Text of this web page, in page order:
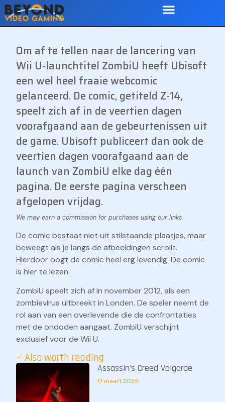
Om af te tellen naar de lancering van
Wii U-launchtitel ZombiU heeft Ubisoft
een wel heel fraaie webcomic
gelanceerd. De comic, getiteld Z-14,
speelt zich af in de veertien dagen
voorafgaand aan de gebeurtenissen uit
de game. Ubisoft publiceert dan ook de
veertien dagen voorafgaand aan de
launch van ZombiU elke dag één
pagina. De eerste pagina verscheen
afgelopen vrijdag.
De comic bestaat niet uit stilstaande plaatjes, maar
beweegt als je langs de afbeeldingen scrollt.
Hierdoor oogt de comic heel erg levendig. De comic
is hier te lezen.
ZombiU speelt zich af in november 2012, als een
zombievirus uitbreekt in Londen. De speler neemt de
rol aan van een overlevende die de confrontaties
met de ondoden aangaat. ZombiU verschijnt
exclusief voor de Wii U.
— Also worth reading
Assassin’s Creed Volgorde
17 maart 2025